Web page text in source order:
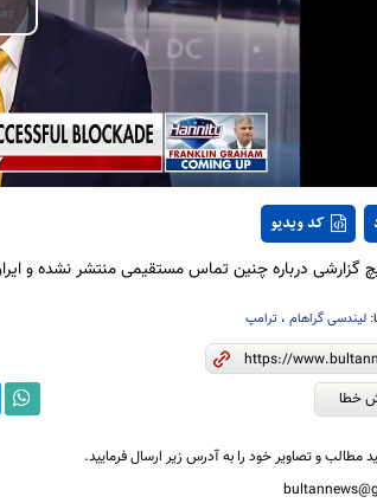
کد ویدیو
گزارشی درباره چنین تماس مستقیمی منتشر نشده و
لیندسی گراهام، ترامپ
خطا
مطالب و تصاویر خود را به آدرس زیر ارسال فرمایید.